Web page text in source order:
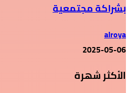
بشراكة مجتمعية
alroya
2025-05-06
الأكثر شهرة